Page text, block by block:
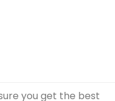
you get the best